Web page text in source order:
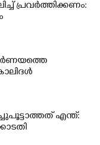
പ്രവർത്തിക്കണം:
എന്ത്: